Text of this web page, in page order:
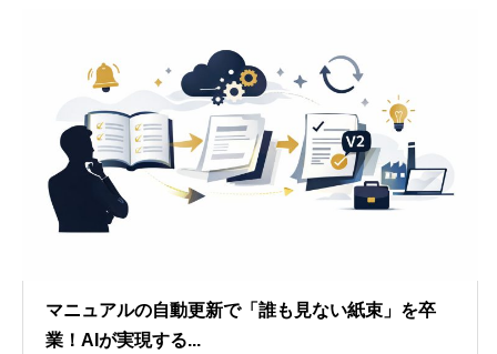
マニュアルの自動更新で「誰も見ない紙束」を卒
業！AIが実現する...